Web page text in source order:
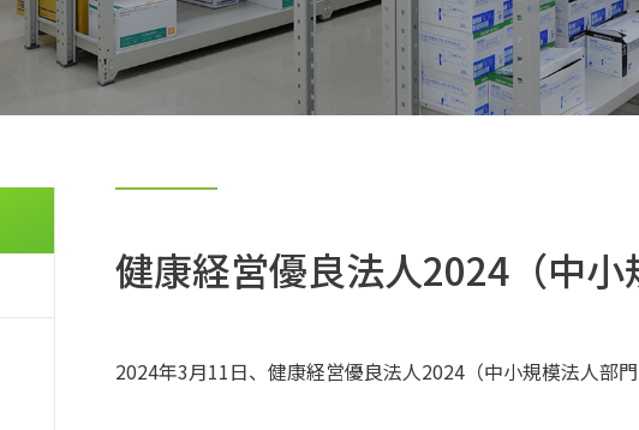
健康経営優良法人2024（中
2024年3月11日、健康経営優良法人2024（中小規模法人部